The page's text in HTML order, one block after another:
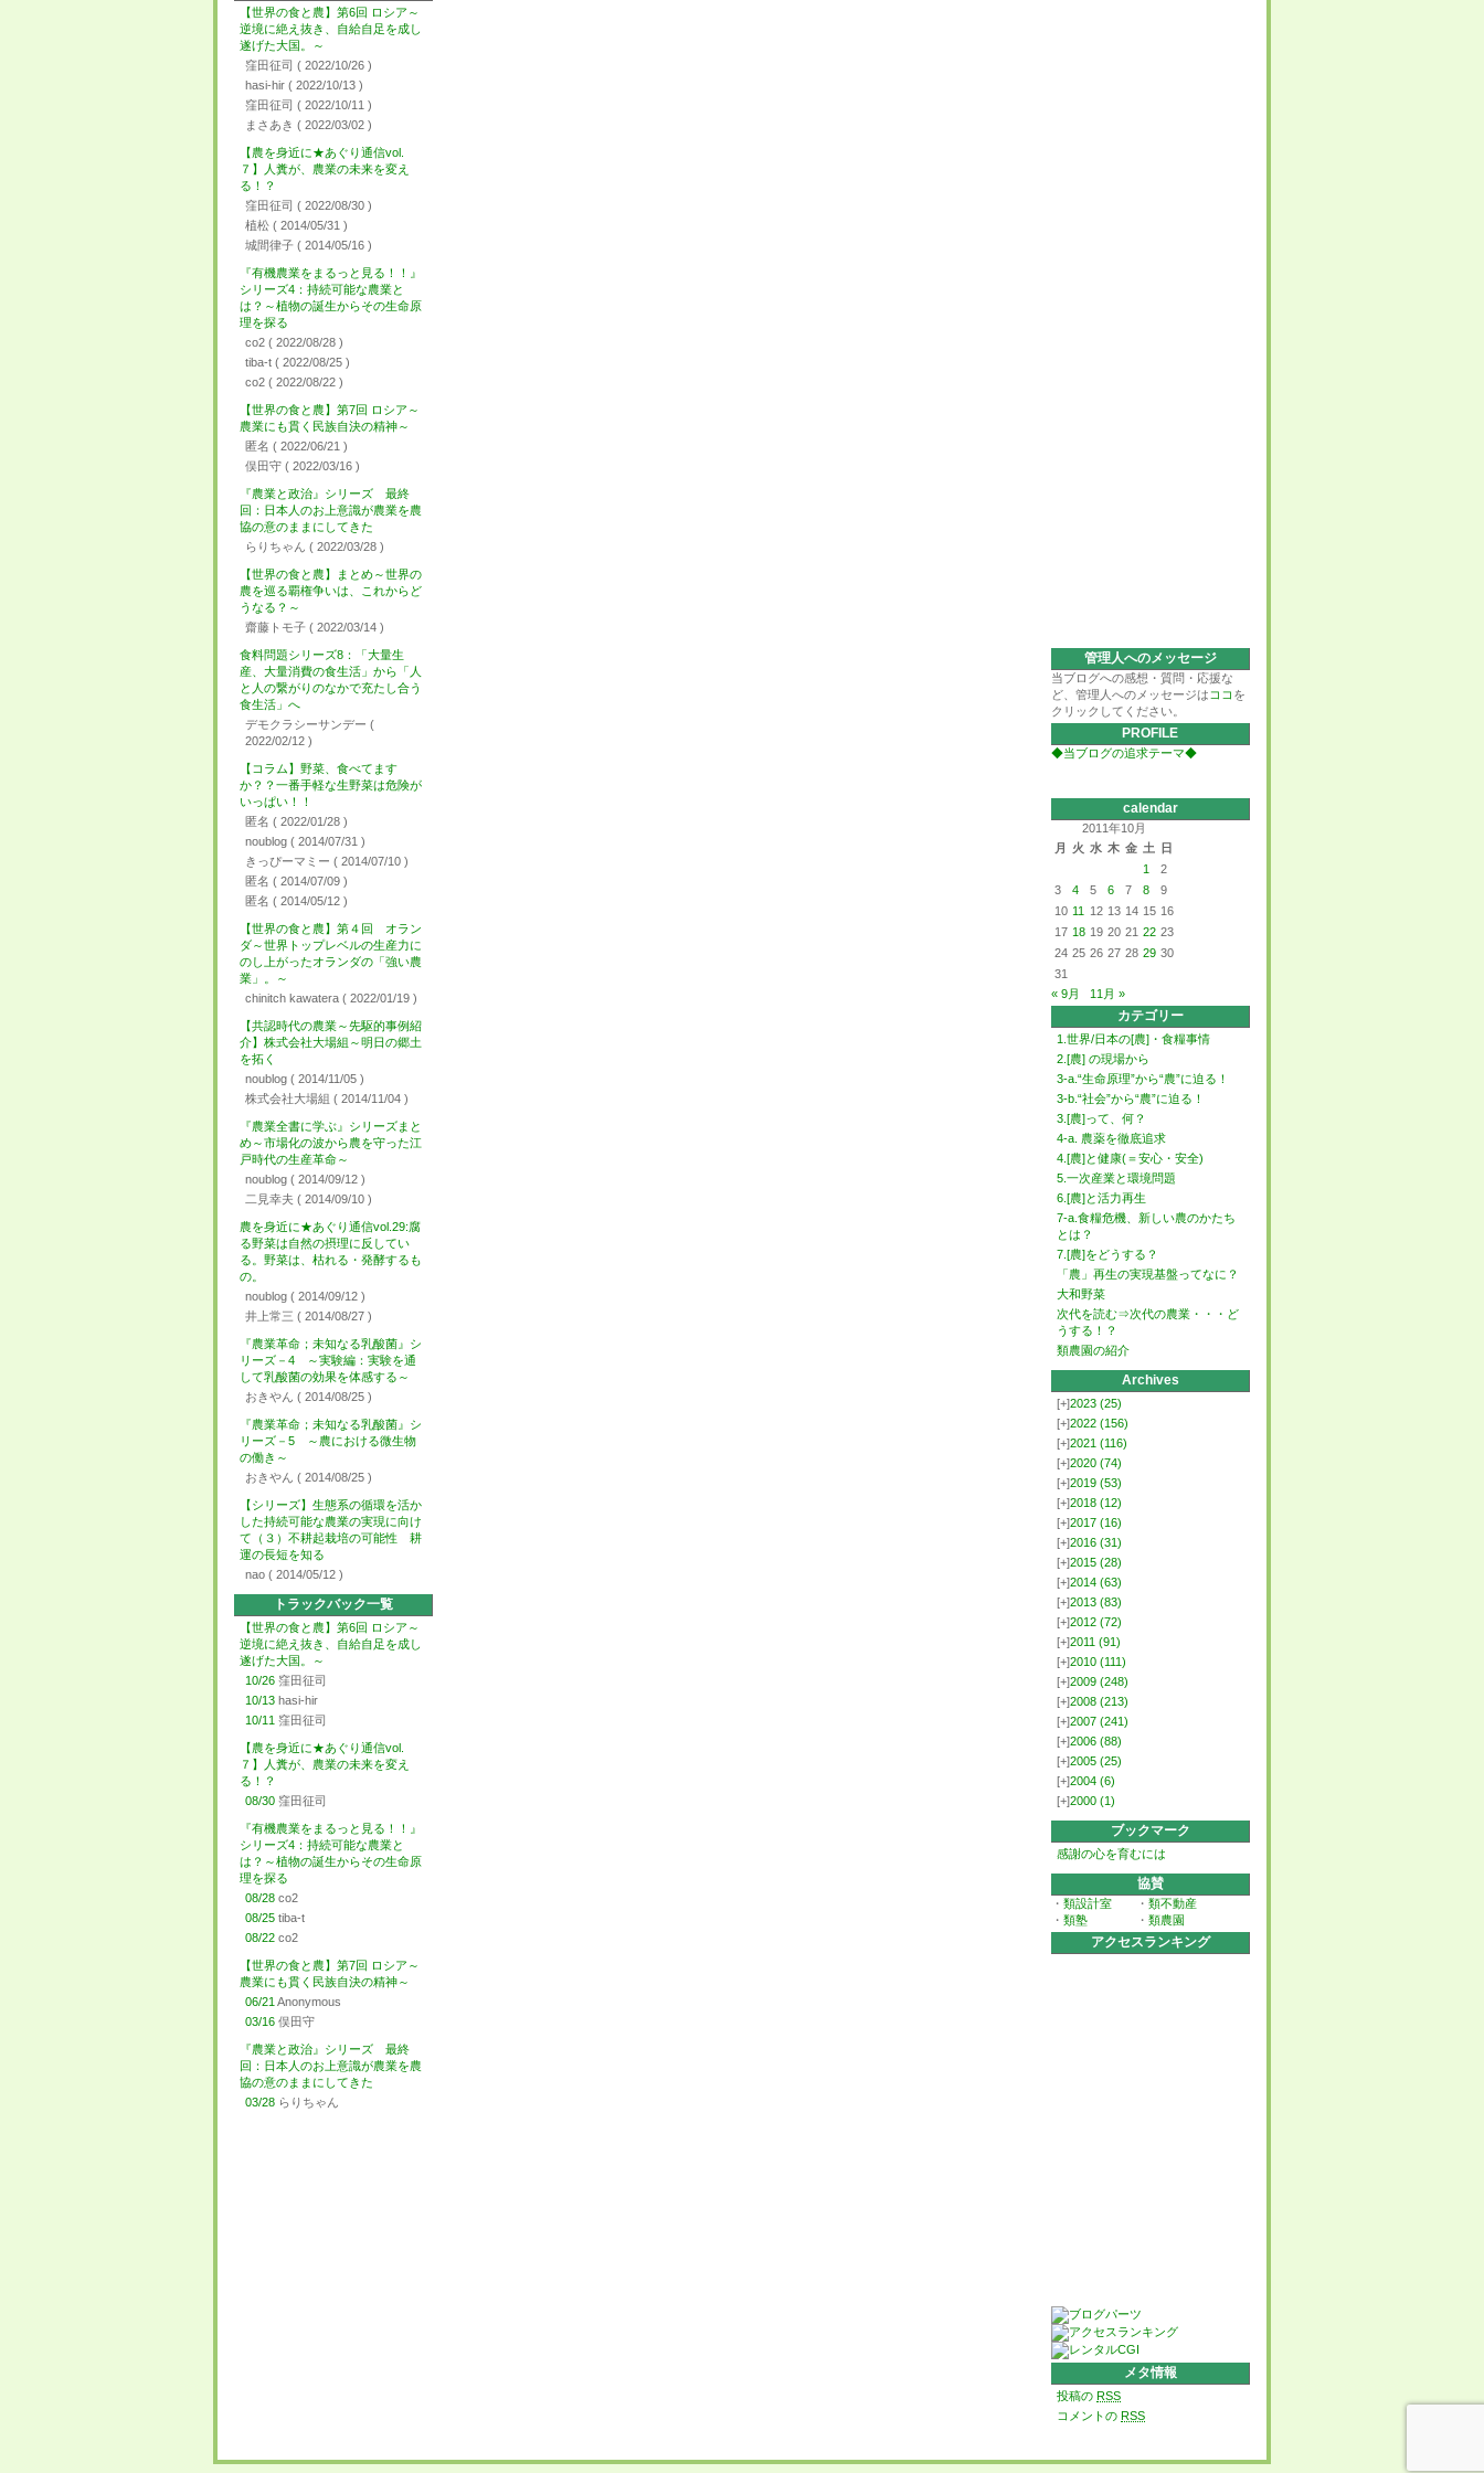
【世界の食と農】第6回 ロシア～
逆境に絶え抜き、自給自足を成し
遂げた大国。～
窪田征司 ( 2022/10/26 )
hasi-hir ( 2022/10/13 )
窪田征司 ( 2022/10/11 )
まさあき ( 2022/03/02 )
【農を身近に★あぐり通信vol.
７】人糞が、農業の未来を変え
る！？
窪田征司 ( 2022/08/30 )
植松 ( 2014/05/31 )
城間律子 ( 2014/05/16 )
『有機農業をまるっと見る！！』
シリーズ4：持続可能な農業と
は？～植物の誕生からその生命原
理を探る
co2 ( 2022/08/28 )
tiba-t ( 2022/08/25 )
co2 ( 2022/08/22 )
【世界の食と農】第7回 ロシア～
農業にも貫く民族自決の精神～
匿名 ( 2022/06/21 )
俣田守 ( 2022/03/16 )
『農業と政治』シリーズ 最終
回：日本人のお上意識が農業を農
協の意のままにしてきた
らりちゃん ( 2022/03/28 )
【世界の食と農】まとめ～世界の
農を巡る覇権争いは、これからど
うなる？～
齋藤トモ子 ( 2022/03/14 )
食料問題シリーズ8：「大量生
産、大量消費の食生活」から「人
と人の繋がりのなかで充たし合う
食生活」へ
デモクラシーサンデー (
2022/02/12 )
【コラム】野菜、食べてます
か？？一番手軽な生野菜は危険が
いっぱい！！
匿名 ( 2022/01/28 )
noublog ( 2014/07/31 )
きっぴーマミー ( 2014/07/10 )
匿名 ( 2014/07/09 )
匿名 ( 2014/05/12 )
【世界の食と農】第４回 オラン
ダ～世界トップレベルの生産力に
のし上がったオランダの「強い農
業」。～
chinitch kawatera ( 2022/01/19 )
【共認時代の農業～先駆的事例紹
介】株式会社大場組～明日の郷土
を拓く
noublog ( 2014/11/05 )
株式会社大場組 ( 2014/11/04 )
『農業全書に学ぶ』シリーズまと
め～市場化の波から農を守った江
戸時代の生産革命～
noublog ( 2014/09/12 )
二見幸夫 ( 2014/09/10 )
農を身近に★あぐり通信vol.29:腐
る野菜は自然の摂理に反してい
る。野菜は、枯れる・発酵するも
の。
noublog ( 2014/09/12 )
井上常三 ( 2014/08/27 )
『農業革命；未知なる乳酸菌』シ
リーズ－4 ～実験編：実験を通
して乳酸菌の効果を体感する～
おきやん ( 2014/08/25 )
『農業革命；未知なる乳酸菌』シ
リーズ－5 ～農における微生物
の働き～
おきやん ( 2014/08/25 )
【シリーズ】生態系の循環を活か
した持続可能な農業の実現に向け
て（３）不耕起栽培の可能性 耕
運の長短を知る
nao ( 2014/05/12 )
トラックバック一覧
【世界の食と農】第6回 ロシア～
逆境に絶え抜き、自給自足を成し
遂げた大国。～
10/26 窪田征司
10/13 hasi-hir
10/11 窪田征司
【農を身近に★あぐり通信vol.
７】人糞が、農業の未来を変え
る！？
08/30 窪田征司
『有機農業をまるっと見る！！』
シリーズ4：持続可能な農業と
は？～植物の誕生からその生命原
理を探る
08/28 co2
08/25 tiba-t
08/22 co2
【世界の食と農】第7回 ロシア～
農業にも貫く民族自決の精神～
06/21 Anonymous
03/16 俣田守
『農業と政治』シリーズ 最終
回：日本人のお上意識が農業を農
協の意のままにしてきた
03/28 らりちゃん
管理人へのメッセージ
当ブログへの感想・質問・応援な
ど、管理人へのメッセージは ココ を
クリックしてください。
PROFILE
◆当ブログの追求テーマ◆
calendar
2011年10月
月
火 水 木 金 土
日
1
2
3
4 5 6 7 8
9
10 11 12 13 14 15 16
17 18 19 20 21 22 23
24 25 26 27 28 29 30
31
« 9月
11月 »
カテゴリー
1.世界/日本の[農]・食糧事情
2.[農] の現場から
3-a.“生命原理”から“農”に迫る！
3-b.“社会”から“農”に迫る！
3.[農]って、何？
4-a. 農薬を徹底追求
4.[農]と健康(＝安心・安全)
5.一次産業と環境問題
6.[農]と活力再生
7-a.食糧危機、新しい農のかたち
とは？
7.[農]をどうする？
「農」再生の実現基盤ってなに？
大和野菜
次代を読む⇒次代の農業・・・ど
うする！？
類農園の紹介
Archives
[+]2023 (25)
[+]2022 (156)
[+]2021 (116)
[+]2020 (74)
[+]2019 (53)
[+]2018 (12)
[+]2017 (16)
[+]2016 (31)
[+]2015 (28)
[+]2014 (63)
[+]2013 (83)
[+]2012 (72)
[+]2011 (91)
[+]2010 (111)
[+]2009 (248)
[+]2008 (213)
[+]2007 (241)
[+]2006 (88)
[+]2005 (25)
[+]2004 (6)
[+]2000 (1)
ブックマーク
感謝の心を育むには
協賛
・ 類設計室 ・ 類不動産
・ 類塾 ・ 類農園
アクセスランキング
メタ情報
投稿の RSS
コメントの RSS